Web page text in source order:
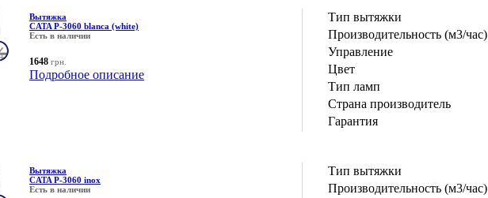
Вытяжка
CATA P-3060 blanca (white)
Есть в наличии
Тип вытяжки
Производительность (м3/час)
Управление
Цвет
Тип ламп
Страна производитель
Гарантия
1648 грн.
Подробное описание
Вытяжка
CATA P-3060 inox
Есть в наличии
Тип вытяжки
Производительность (м3/час)